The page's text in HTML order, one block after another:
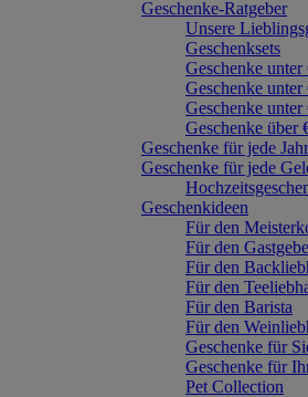
Geschenke-Ratgeber
Unsere
Geschenksets
Geschenke unter
Geschenke unter
Geschenke unter
Geschenke über
Geschenke für jede
Geschenke für jede
Geschenkideen
Für den
Für den
Für den
Für den
Für den Barista
Für den
Geschenke für
Geschenke für
Pet Collection